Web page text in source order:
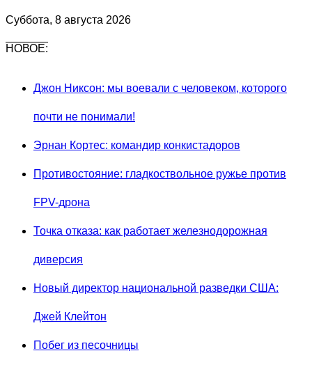
Суббота, 8 августа 2026
НОВОЕ:
Джон Никсон: мы воевали с человеком, которого
почти не понимали!
Эрнан Кортес: командир конкистадоров
Противостояние: гладкоствольное ружье против
FPV-дрона
Точка отказа: как работает железнодорожная
диверсия
Новый директор национальной разведки США:
Джей Клейтон
Побег из песочницы